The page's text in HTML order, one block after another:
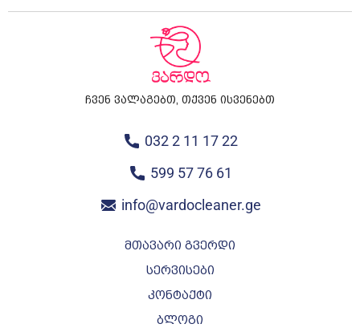
ჩვენ ვალაგებთ, თქვენ ისვენებთ
032 2 11 17 22
599 57 76 61
info@vardocleaner.ge
მთავარი გვერდი
სერვისები
კონტაქტი
ბლოგი